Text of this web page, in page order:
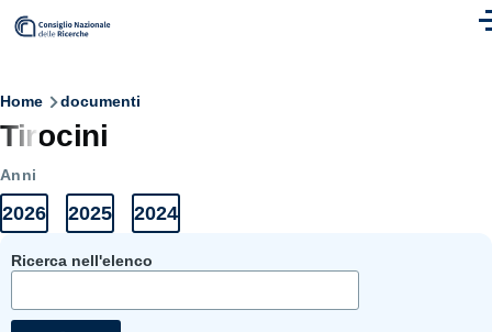
Skip to main content
Breadcrumb
Home documenti
Tirocini
Anni
Anni
Documenti
Elenco
2026
2026
Elenco
2025
2025
Elenco
2024
2024
Ricerca nell'elenco